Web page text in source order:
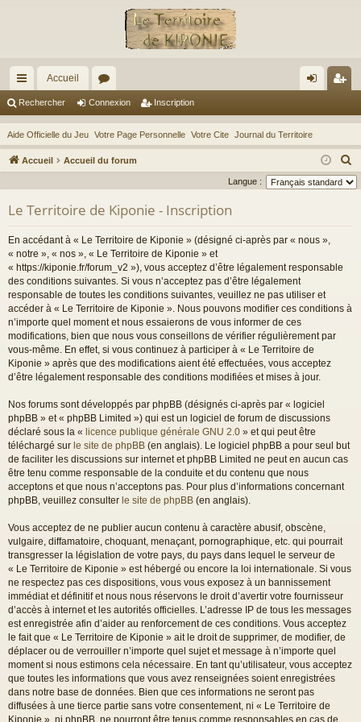
ac
co
ur
ci
Accueil
or
u
m
s
ne
xi
on
cri
pti
on
Rechercher Connexion Inscription
Aide Officielle du Jeu Votre Page Personnelle Votre Cite Journal du Territoire
Accueil Accueil du forum
e
Langue :
Le Territoire de Kiponie - Inscription
En accédant à « Le Territoire de Kiponie » (désigné ci-après par « nous »,
« notre », « nos », « Le Territoire de Kiponie » et
« https://kiponie.fr/forum_v2 »), vous acceptez d’être légalement responsable
des conditions suivantes. Si vous n’acceptez pas d’être légalement
responsable de toutes les conditions suivantes, veuillez ne pas utiliser et
accéder à « Le Territoire de Kiponie ». Nous pouvons modifier ces conditions à
n’importe quel moment et nous essaierons de vous informer de ces
modifications, bien que nous vous conseillons de vérifier régulièrement par
vous-même. En effet, si vous continuez à participer à « Le Territoire de
Kiponie » après que des modifications aient été effectuées, vous acceptez
d’être légalement responsable des conditions modifiées et mises à jour.
Nos forums sont développés par phpBB (désignés ci-après par « logiciel
phpBB » et « phpBB Limited ») qui est un logiciel de forum de discussions
déclaré sous la « licence publique générale GNU 2.0 » et qui peut être
téléchargé sur le site de phpBB (en anglais). Le logiciel phpBB a pour seul but
de faciliter les discussions sur internet et phpBB Limited ne peut en aucun cas
être tenu comme responsable de la conduite et du contenu que nous
acceptons et que nous n’acceptons pas. Pour plus d’informations concernant
phpBB, veuillez consulter le site de phpBB (en anglais).
Vous acceptez de ne publier aucun contenu à caractère abusif, obscène,
vulgaire, diffamatoire, choquant, menaçant, pornographique, etc. qui pourrait
transgresser la législation de votre pays, du pays dans lequel le serveur de
« Le Territoire de Kiponie » est hébergé ou encore la loi internationale. Si vous
ne respectez pas ces dispositions, vous vous exposez à un bannissement
immédiat et définitif et nous nous réservons le droit d’avertir votre fournisseur
d’accès à internet et les autorités officielles. L’adresse IP de tous les messages
est enregistrée afin d’aider au renforcement de ces conditions. Vous acceptez
le fait que « Le Territoire de Kiponie » ait le droit de supprimer, de modifier, de
déplacer ou de verrouiller n’importe quel sujet et message à n’importe quel
moment si nous estimons cela nécessaire. En tant qu’utilisateur, vous acceptez
que toutes les informations que vous avez renseignées soient enregistrées
dans notre base de données. Bien que ces informations ne seront pas
diffusées à une tierce partie sans votre consentement, ni « Le Territoire de
Kiponie », ni phpBB, ne pourront être tenus comme responsables en cas de